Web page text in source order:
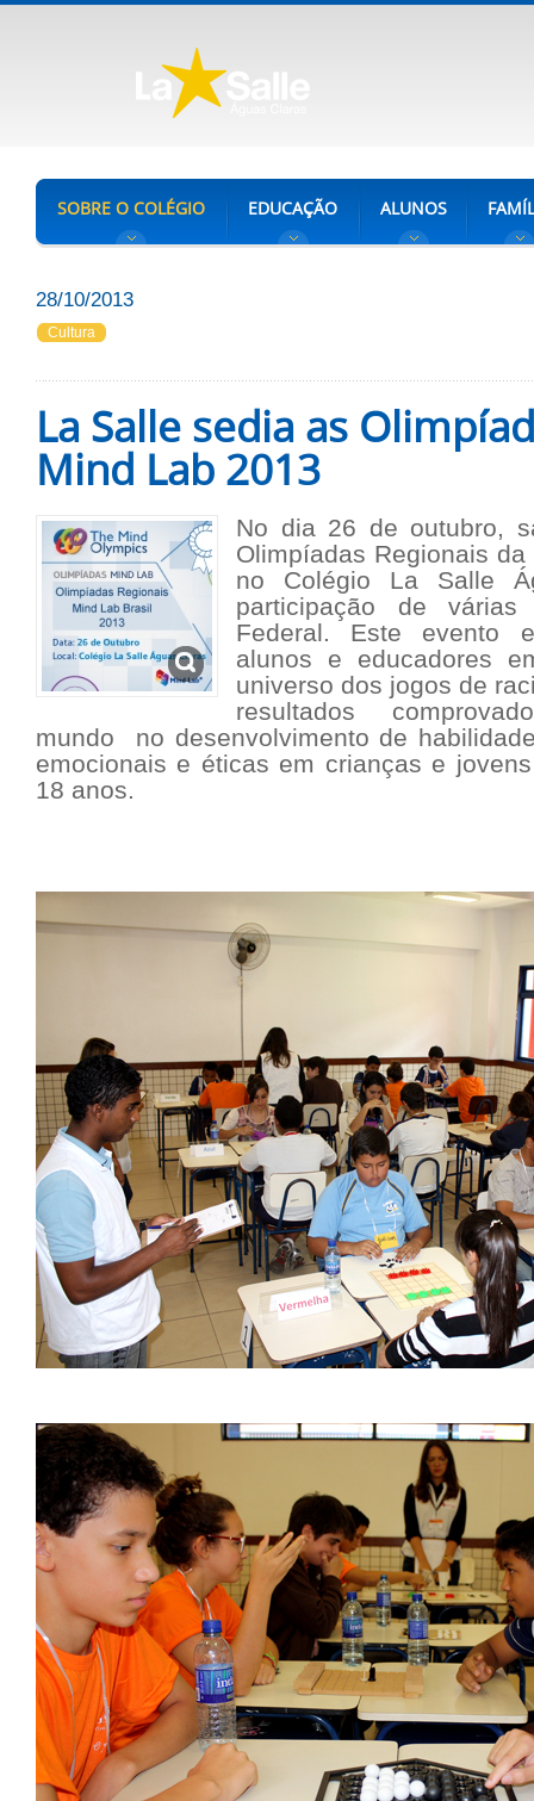
SOBRE O COLÉGIO EDUCAÇÃO ALUNOS
28/10/2013
Cultura
La Salle sedia as
Mind Lab 2013
No dia 26 de outubro,
Olimpíadas Regionais
no Colégio La Salle
participação de
Federal. Este evento
alunos e educadores
universo dos jogos de
resultados
mundo no desenvolvimento de
emocionais e éticas em crianças e
18 anos.